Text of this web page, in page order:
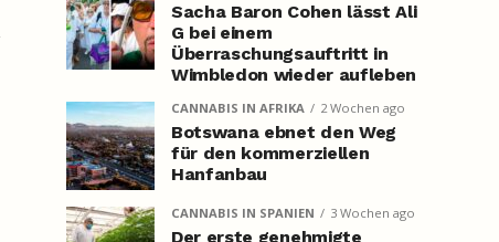
Sacha Baron Cohen lässt Ali
G bei einem
Überraschungsauftritt in
Wimbledon wieder aufleben
CANNABIS IN AFRIKA 2 Wochen ago
Botswana ebnet den Weg
für den kommerziellen
Hanfanbau
CANNABIS IN SPANIEN 3 Wochen ago
Der erste genehmigte